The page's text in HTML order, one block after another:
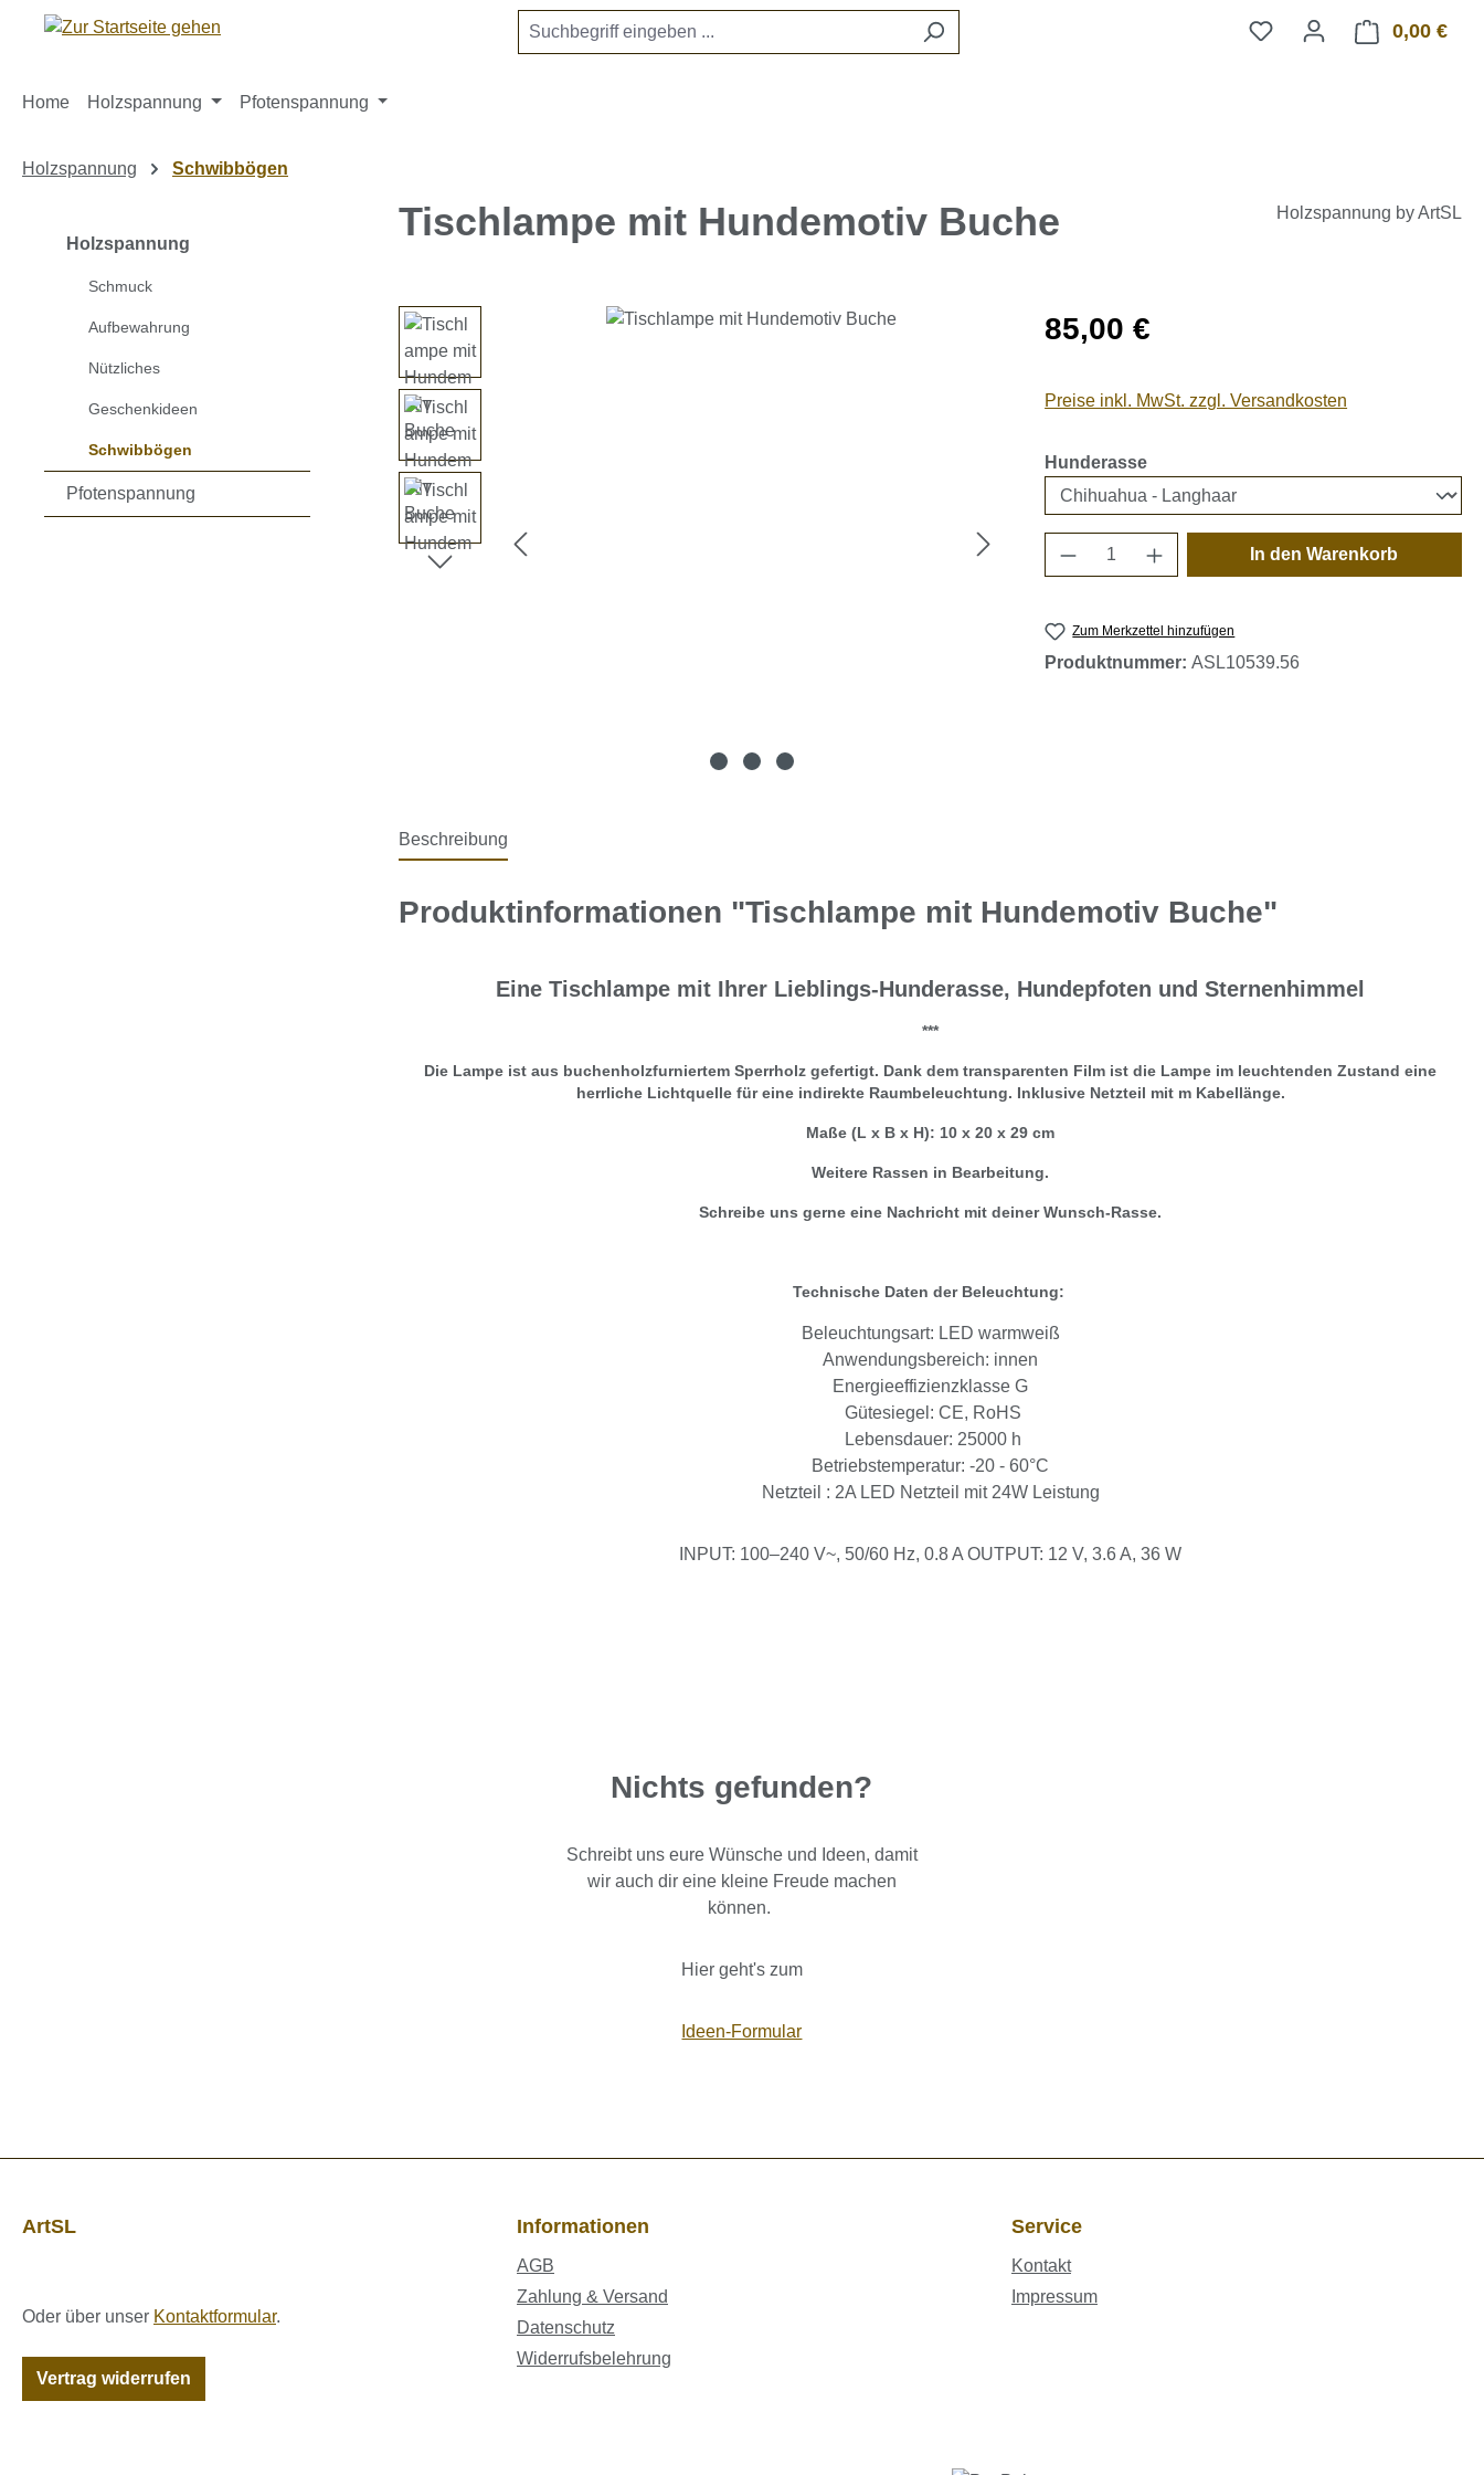
Hauptinhalt springen
Zur Suche springen
Zur Hauptnavigation springen 0,00 €
Home Holzspannung Pfotenspannung
Holzspannung Schwibbögen
Holzspannung
Schmuck
Aufbewahrung
Nützliches
Geschenkideen
Schwibbögen
Pfotenspannung
Tischlampe mit Hundemotiv Buche Holzspannung by ArtSL
Bildergalerie überspringen Regulärer Preis:
85,00 €
Preise inkl. MwSt. zzgl. Versandkosten
Hunderasseauswählen
Produkt Anzahl: Gib den
In den Warenkorb
Zum Merkzettel hinzufügen
Produktnummer:ASL10539.56
Beschreibung
Produktinformationen "Tischlampe mit Hundemotiv Buche"
Eine Tischlampe mit Ihrer Lieblings-Hunderasse, Hundepfoten und Sternenhimmel
***
Die Lampe ist aus buchenholzfurniertem Sperrholz gefertigt. Dank dem transparenten Film ist die Lampe im leuchtenden Zustand eine
herrliche Lichtquelle für eine indirekte Raumbeleuchtung. Inklusive Netzteil mit m Kabellänge.
Maße (L x B x H): 10 x 20 x 29 cm
Weitere Rassen in Bearbeitung.
Schreibe uns gerne eine Nachricht mit deiner Wunsch-Rasse.
Technische Daten der Beleuchtung:
Beleuchtungsart: LED warmweiß
Anwendungsbereich: innen
Energieeffizienzklasse G
Gütesiegel: CE, RoHS
Lebensdauer: 25000 h
Betriebstemperatur: -20 - 60°C
Netzteil : 2A LED Netzteil mit 24W Leistung
INPUT: 100–240 V~, 50/60 Hz, 0.8 A OUTPUT: 12 V, 3.6 A, 36 W
Nichts gefunden?
Schreibt uns eure Wünsche und Ideen, damit
wir auch dir eine kleine Freude machen
können.
Hier geht's zum
Ideen-Formular
ArtSL
Oder über unser Kontaktformular.
Vertrag widerrufen
Informationen
AGB
Zahlung & Versand
Datenschutz
Widerrufsbelehrung
Service
Kontakt
Impressum